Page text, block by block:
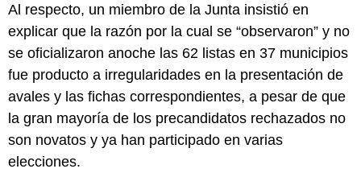
Al respecto, un miembro de la Junta insistió en
explicar que la razón por la cual se “observaron” y no
se oficializaron anoche las 62 listas en 37 municipios
fue producto a irregularidades en la presentación de
avales y las fichas correspondientes, a pesar de que
la gran mayoría de los precandidatos rechazados no
son novatos y ya han participado en varias
elecciones.